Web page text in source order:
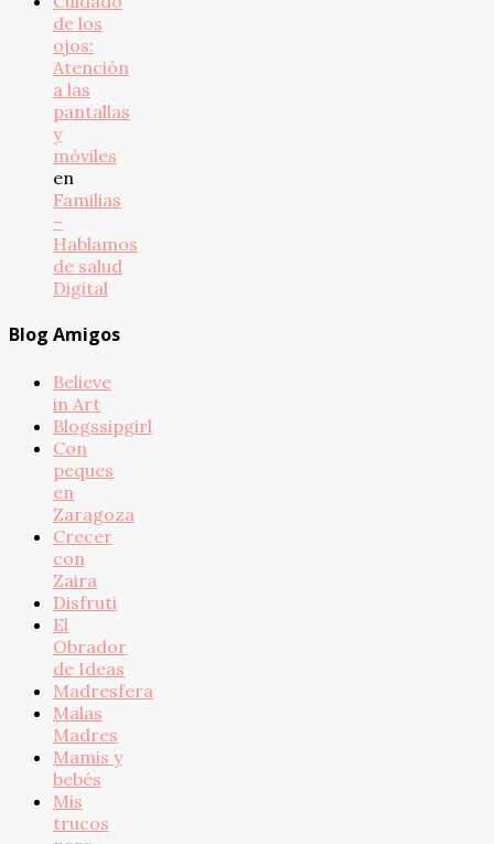
de los
ojos:
Atención
a las
pantallas
y
móviles
en
Familias
–
Hablamos
de salud
Digital
Blog Amigos
Believe
in Art
Blogssipgirl
Con
peques
en
Zaragoza
Crecer
con
Zaira
Disfruti
El
Obrador
de Ideas
Madresfera
Malas
Madres
Mamis y
bebés
Mis
trucos